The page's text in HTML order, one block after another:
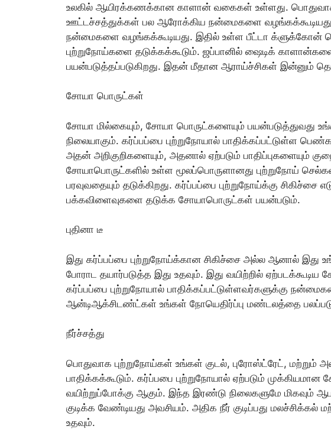
உலகில் ஆயிரக்கணக்கான காளான் வகைகள் உள்ளது.
ஊட்டச்சத்துக்கள் பல ஆரோக்கிய நன்மைகளை
நன்மைகளை வழங்கக்கூடியது. இதில் உள்ள பீட்டா க்ளுக்கோன்
புற்றுநோய்களை தடுக்கக்கூடும். ஜப்பானில் ஷைடிக்
பயன்படுத்தப்படுகிறது. இதன் மீதான ஆராய்ச்சிகள் இன்னும்
சோயா பொருட்கள்
சோயா மில்கையும், சோயா பொருட்களையும் பயன்படுத்துவது
நிலையாகும். கர்ப்பப்பை புற்றுநோயால் பாதிக்கப்பட்டுள்ள
அதன் அறிகுறிகளையும், அதனால் ஏற்படும் பாதிப்புகளையும்
சோயாபொருட்களில் உள்ள மூலப்பொருளானது புற்றுநோய்
பரவுவதையும் தடுக்கிறது. கர்ப்பப்பை புற்றுநோய்க்கு சிகிச்சை
பக்கவிளைவுகளை தடுக்க சோயாபொருட்கள் பயன்படும்.
புதினா டீ
இது கர்ப்பப்பை புற்றுநோய்க்கான சிகிச்சை அல்ல ஆனால் இது
போராட தயார்படுத்த இது உதவும். இது வயிற்றில்
கர்ப்பப்பை புற்றுநோயால் பாதிக்கப்பட்டுள்ளவர்களுக்கு
ஆன்டிஆக்சிடண்ட்கள் உங்கள் நோயெதிர்ப்பு மண்டலத்தை
நீர்ச்சத்து
பொதுவாக புற்றுநோய்கள் உங்கள் குடல், புரோஸ்ட்ரேட், மற்றும்
பாதிக்கக்கூடும். கர்ப்பபை புற்றுநோயால் ஏற்படும்
வயிற்றுப்போக்கு ஆகும். இந்த இரண்டு நிலைகளுமே மிகவும்
குடிக்க வேண்டியது அவசியம். அதிக நீர் குடிப்பது மலச்சிக்கல்
உதவும்.